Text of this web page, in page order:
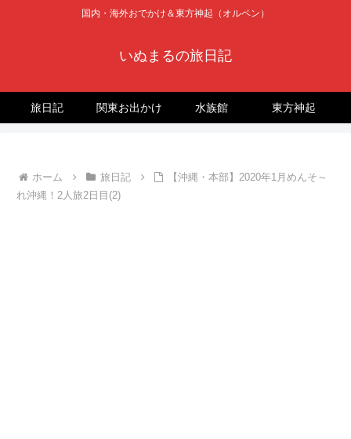
国内・海外おでかけ＆東方神起（オルペン）
いぬまるの旅日記
旅日記 関東お出かけ 水族館 東方神起
ホーム 旅日記
【沖縄・本部】2020年1月めんそ～
れ沖縄！2人旅2日目(2)